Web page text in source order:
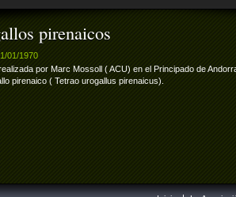
pirenaicos
01/1970
por Marc Mossoll ( ACU) en el Principado de
pirenaico ( Tetrao urogallus pirenaicus).